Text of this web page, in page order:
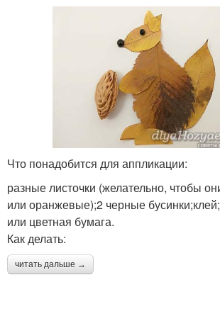
Что понадобится для аппликации:
разные листочки (желательно, чтобы
или оранжевые);2 черные
или цветная бумага.
Как делать:
читать дальше →